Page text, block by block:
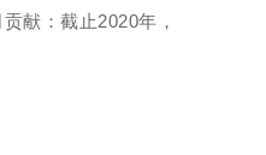
献：截止2020年，